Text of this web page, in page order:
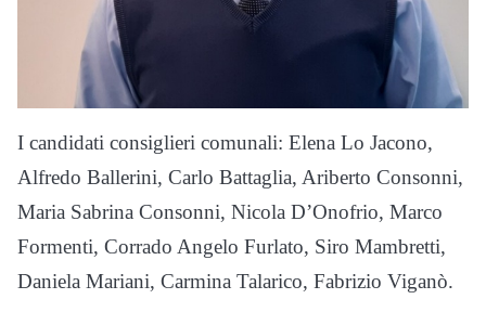
I candidati consiglieri comunali: Elena Lo Jacono,
Alfredo Ballerini, Carlo Battaglia, Ariberto Consonni,
Maria Sabrina Consonni, Nicola D’Onofrio, Marco
Formenti, Corrado Angelo Furlato, Siro Mambretti,
Daniela Mariani, Carmina Talarico, Fabrizio Viganò.